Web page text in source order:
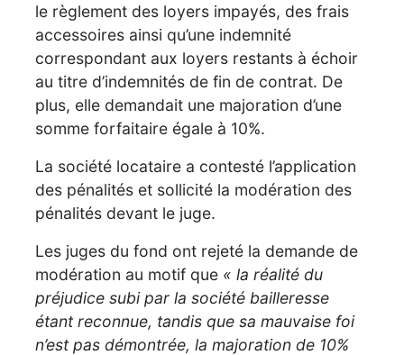
le règlement des loyers impayés, des frais
accessoires ainsi qu’une indemnité
correspondant aux loyers restants à échoir
au titre d’indemnités de fin de contrat. De
plus, elle demandait une majoration d’une
somme forfaitaire égale à 10%.
La société locataire a contesté l’application
des pénalités et sollicité la modération des
pénalités devant le juge.
Les juges du fond ont rejeté la demande de
modération au motif que « la réalité du
préjudice subi par la société bailleresse
étant reconnue, tandis que sa mauvaise foi
n’est pas démontrée, la majoration de 10%